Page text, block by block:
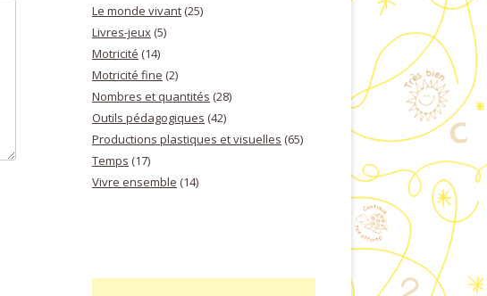
Le monde vivant (25)
Livres-jeux (5)
Motricité (14)
Motricité fine (2)
Nombres et quantités (28)
Outils pédagogiques (42)
Productions plastiques et visuelles (65)
Temps (17)
Vivre ensemble (14)